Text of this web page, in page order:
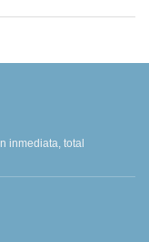
inmediata, total